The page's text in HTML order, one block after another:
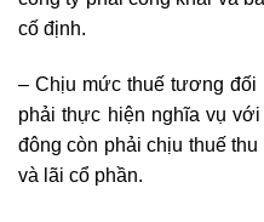
cố định.
– Chịu mức thuế tương đối
phải thực hiện nghĩa vụ
đông còn phải chịu thuế
và lãi cổ phần.